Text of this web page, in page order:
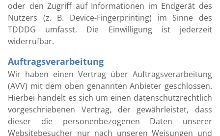
oder den Zugriff auf Informationen im Endgerät des
Nutzers (z. B. Device-Fingerprinting) im Sinne des
TDDDG umfasst. Die Einwilligung ist jederzeit
widerrufbar.
Auftragsverarbeitung
Wir haben einen Vertrag über Auftragsverarbeitung
(AVV) mit dem oben genannten Anbieter geschlossen.
Hierbei handelt es sich um einen datenschutzrechtlich
vorgeschriebenen Vertrag, der gewährleistet, dass
dieser die personenbezogenen Daten unserer
Websitebesucher nur nach unseren Weisungen und